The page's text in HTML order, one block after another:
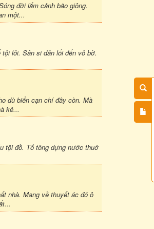
đời lắm cảnh bão giông.
một...
lỗi. Sân si dẫn lối đến vô bờ.
dù biển cạn chí đây còn. Mà
kẻ...
tội đồ. Tổ tông dựng nước thuở
nhà. Mang về thuyết ác đó ô